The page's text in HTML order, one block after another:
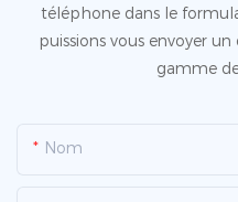
téléphone dans le
puissions vous envoyer
gamme
Nom